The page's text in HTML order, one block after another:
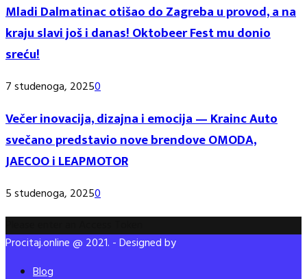
Mladi Dalmatinac otišao do Zagreba u provod, a na
kraju slavi još i danas! Oktobeer Fest mu donio
sreću!
7 studenoga, 20250
Večer inovacija, dizajna i emocija — Krainc Auto
svečano predstavio nove brendove OMODA,
JAECOO i LEAPMOTOR
5 studenoga, 20250
Procitaj.online @ 2021. - Designed by
Blog